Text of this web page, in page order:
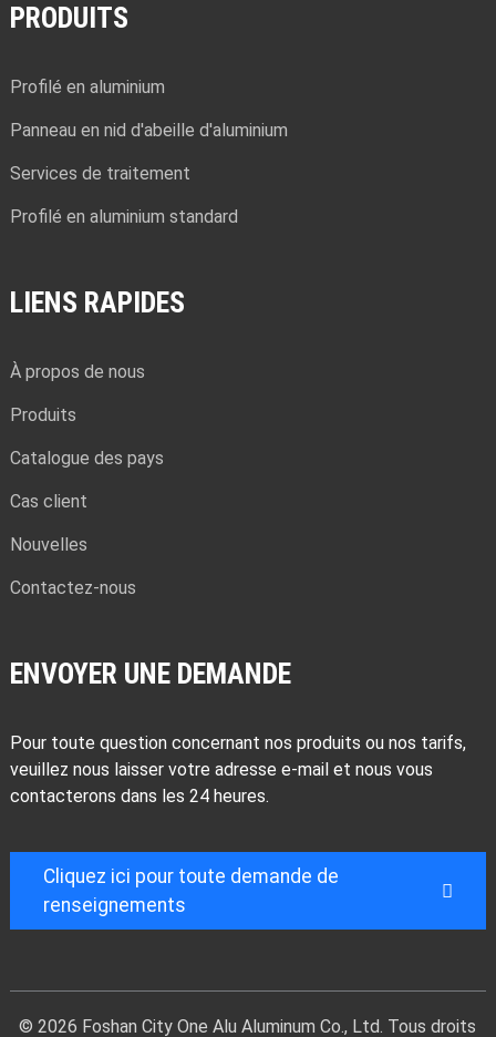
PRODUITS
Profilé en aluminium
Panneau en nid d'abeille d'aluminium
Services de traitement
Profilé en aluminium standard
LIENS RAPIDES
À propos de nous
Produits
Catalogue des pays
Cas client
Nouvelles
Contactez-nous
ENVOYER UNE DEMANDE
Pour toute question concernant nos produits ou nos tarifs,
veuillez nous laisser votre adresse e-mail et nous vous
contacterons dans les 24 heures.
Cliquez ici pour toute demande de
renseignements
© 2026 Foshan City One Alu Aluminum Co., Ltd. Tous droits